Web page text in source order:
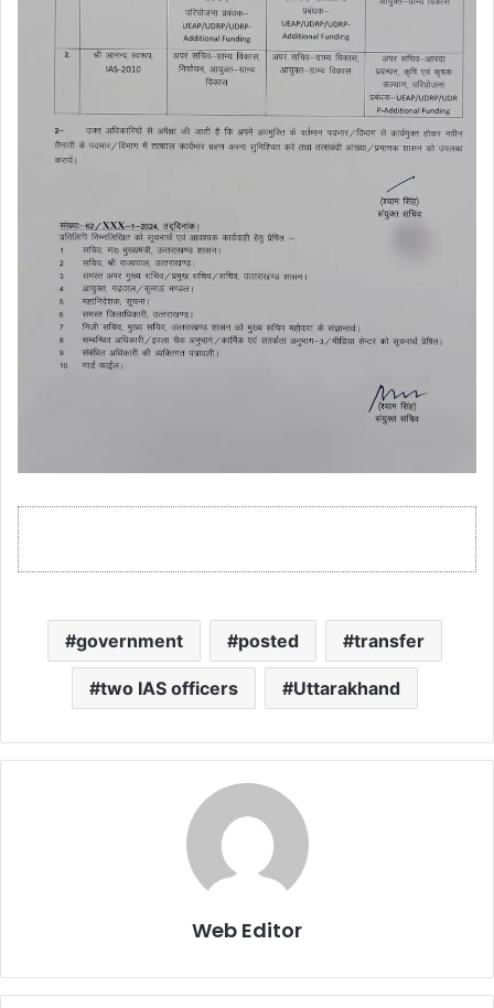
government posted transfer
two IAS officers Uttarakhand
Web Editor